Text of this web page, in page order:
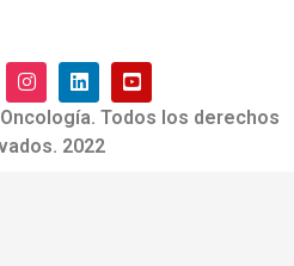
Todos los derechos
2022